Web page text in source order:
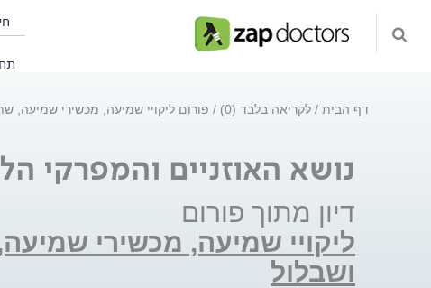
דף הבית לקריאה בלבד (0) פורום ליקויי שמיעה, מכשירי שמיעה,
נושא האוזניים והמפרקי
דיון מתוך פורום
ליקויי שמיעה, מכשירי
ושבלול